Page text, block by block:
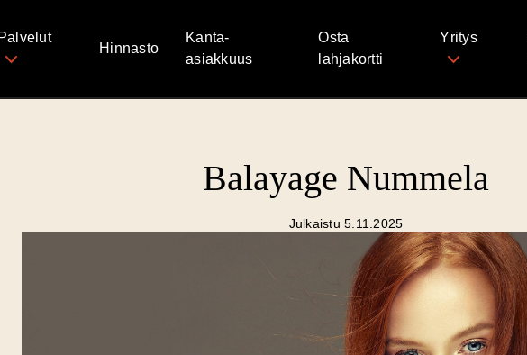
Palvelut
Hinnasto
Kanta-
asiakkuus
Osta
lahjakortti
Yritys
Balayage Nummela
Julkaistu 5.11.2025